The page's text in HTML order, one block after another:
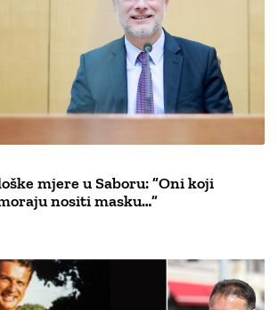
mjere u Saboru: ”Oni koji
nositi masku…”